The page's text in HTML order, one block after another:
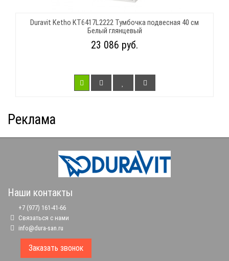
Duravit Ketho KT6417L2222 Тумбочка подвесная 40 см
Белый глянцевый
23 086 руб.
Реклама
Наши контакты
+7 (977) 161-41-66
Связаться с нами
info@dura-san.ru
Заказать звонок